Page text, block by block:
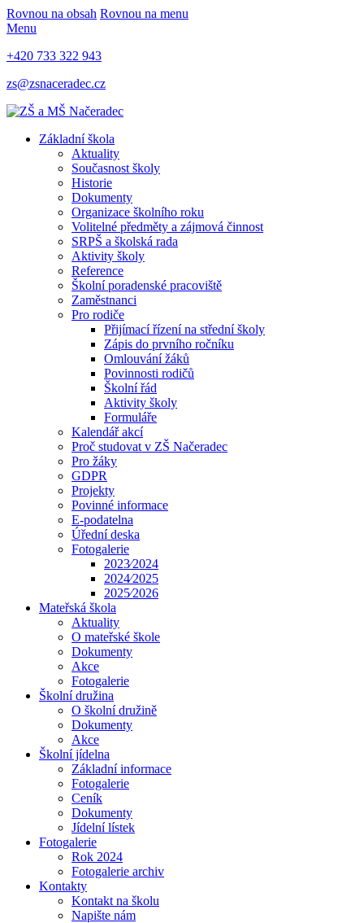
Rovnou na obsah Rovnou na menu
Menu
+420 733 322 943
zs@zsnaceradec.cz
Základní škola
Aktuality
Současnost školy
Historie
Dokumenty
Organizace školního roku
Volitelné předměty a zájmová činnost
SRPŠ a školská rada
Aktivity školy
Reference
Školní poradenské pracoviště
Zaměstnanci
Pro rodiče
Přijímací řízení na střední školy
Zápis do prvního ročníku
Omlouvání žáků
Povinnosti rodičů
Školní řád
Aktivity školy
Formuláře
Kalendář akcí
Proč studovat v ZŠ Načeradec
Pro žáky
GDPR
Projekty
Povinné informace
E-podatelna
Úřední deska
Fotogalerie
2023⁄2024
2024⁄2025
2025⁄2026
Mateřská škola
Aktuality
O mateřské škole
Dokumenty
Akce
Fotogalerie
Školní družina
O školní družině
Dokumenty
Akce
Školní jídelna
Základní informace
Fotogalerie
Ceník
Dokumenty
Jídelní lístek
Fotogalerie
Rok 2024
Fotogalerie archiv
Kontakty
Kontakt na školu
Napište nám